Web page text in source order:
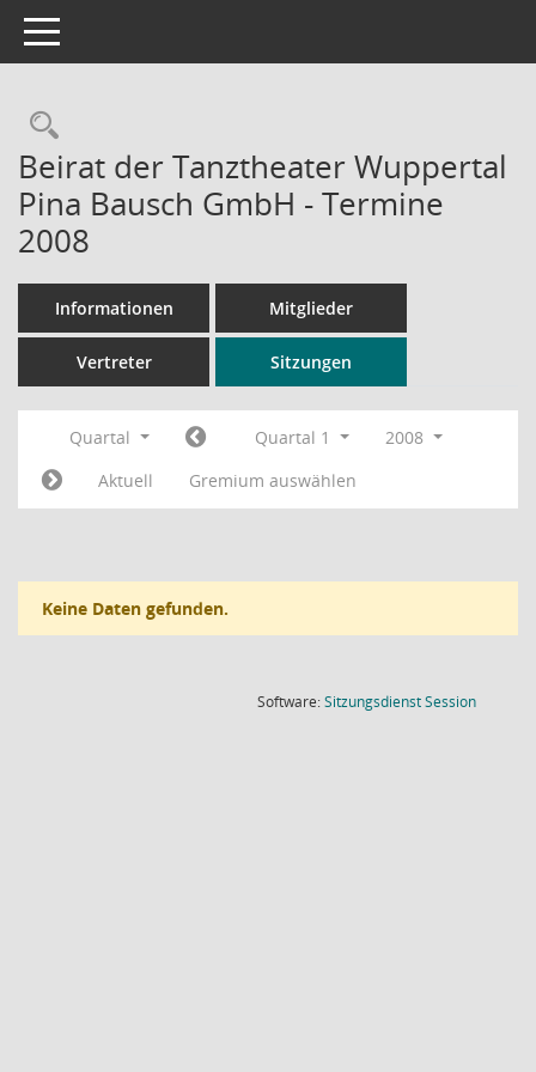
Toggle navigation
Rechercheauswahl
Beirat der Tanztheater Wuppertal
Pina Bausch GmbH - Termine
2008
Informationen Mitglieder
Vertreter Sitzungen
Quartal Quartal 1
2008
Aktuell
Gremium auswählen
Keine Daten gefunden.
Software:SitzungsdienstSession(Wird in